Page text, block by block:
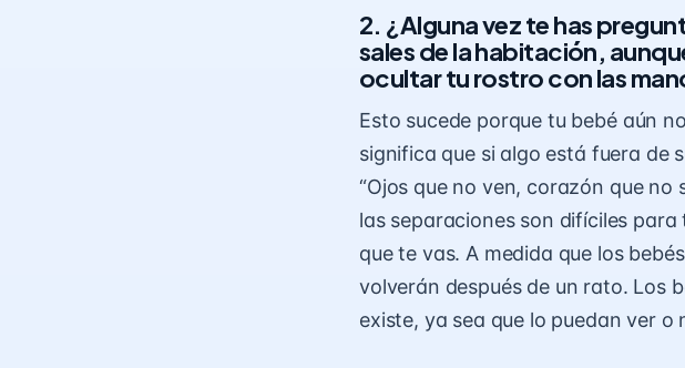
2. ¿Alguna vez te has
sales de la habitación,
ocultar tu rostro con las
Esto sucede porque tu bebé aún
significa que si algo está fuera de
“Ojos que no ven, corazón que no
las separaciones son difíciles
que te vas. A medida que los
volverán después de un rato. Los
existe, ya sea que lo puedan ver o